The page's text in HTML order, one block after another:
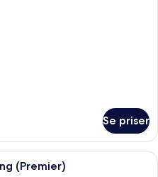
Se priser
Et hotelværelse med en stor seng,
(Premier)